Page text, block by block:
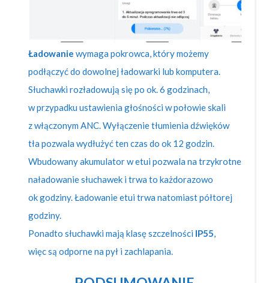
Ładowanie wymaga pokrowca, który możemy
podłączyć do dowolnej ładowarki lub komputera.
Słuchawki rozładowują się po ok. 6 godzinach,
w przypadku ustawienia głośności w połowie skali
z włączonym ANC. Wyłączenie tłumienia dźwięków
tła pozwala wydłużyć ten czas do ok 12 godzin.
Wbudowany akumulator w etui pozwala na trzykrotne
naładowanie słuchawek i trwa to każdorazowo
ok godziny. Ładowanie etui trwa natomiast półtorej
godziny.
Ponadto słuchawki mają klasę szczelności IP55,
więc są odporne na pył i zachlapania.